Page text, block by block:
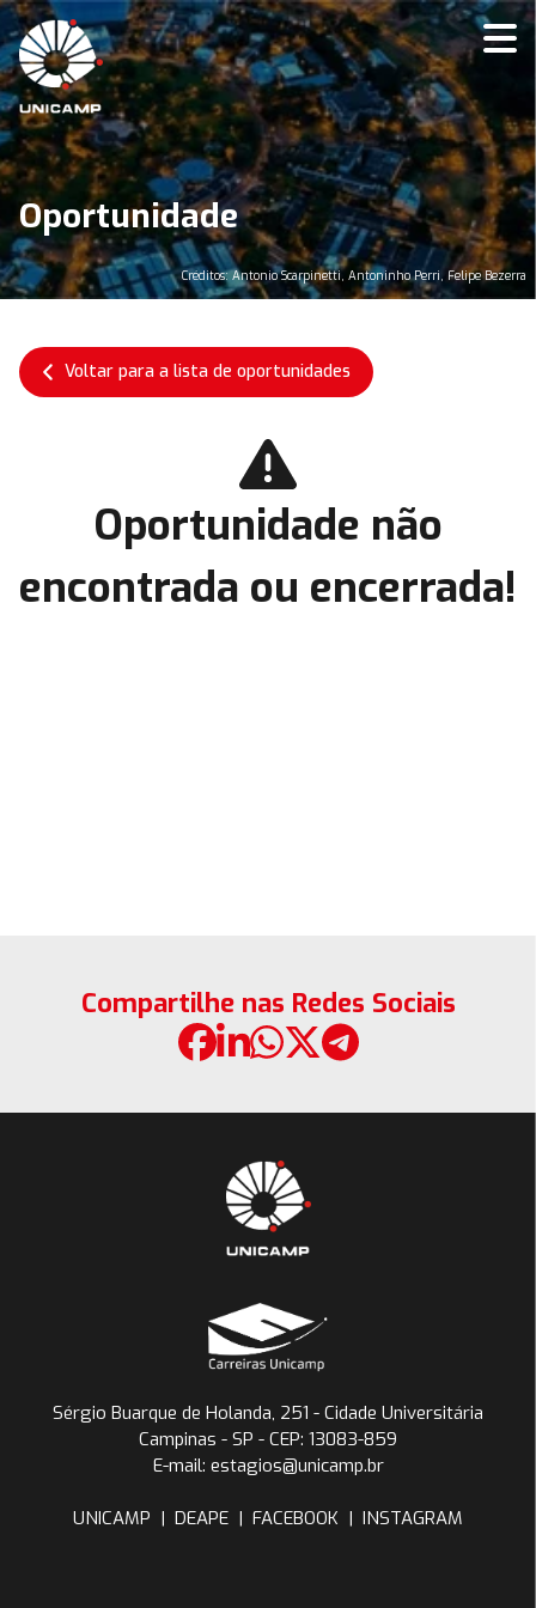
Oportunidade
Créditos: Antonio Scarpinetti, Antoninho Perri, Felipe Bezerra
Voltar para a lista de oportunidades
Oportunidade não
encontrada ou encerrada!
Compartilhe nas Redes Sociais
Sérgio Buarque de Holanda, 251 - Cidade Universitária
Campinas - SP - CEP: 13083-859
E-mail: estagios@unicamp.br
UNICAMP | DEAPE | FACEBOOK | INSTAGRAM